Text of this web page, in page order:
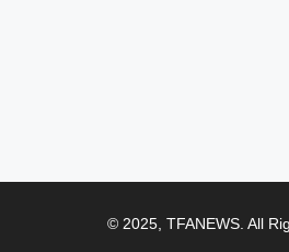
© 2025, TFANEWS. All